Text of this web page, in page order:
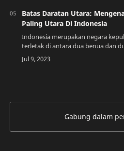
Batas Daratan Utara:
Paling Utara Di Indonesia
Indonesia merupakan negara
terletak di antara dua benua dan
Wilayah Indonesia terdiri dari
pulaupulau yang tersebar dari
Gabung dalam